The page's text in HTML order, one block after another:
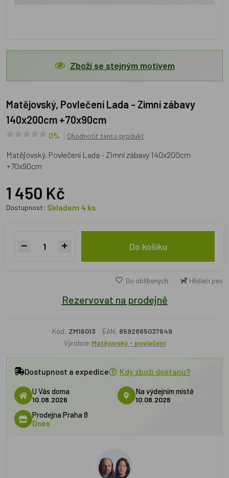
Zboží se stejným motivem
Matějovský, Povlečení Lada - Zimní zábavy
140x200cm +70x90cm
0% Ohodnotit tento produkt
Matějovský, Povlečení Lada - Zimní zábavy 140x200cm
+70x90cm
1 450 Kč
Dostupnost: Skladem 4 ks
Do košíku
Do oblíbených Hlídací pes
Rezervovat na prodejně
Kód: ZM16013 EAN: 8592865037649
Výrobce:Matějovský - povlečení
Dostupnost a expedice Kdy zboží dostanu?
U Vás doma
10.08.2026
Na výdejním místě
10.08.2026
Prodejna Praha 8
Dnes